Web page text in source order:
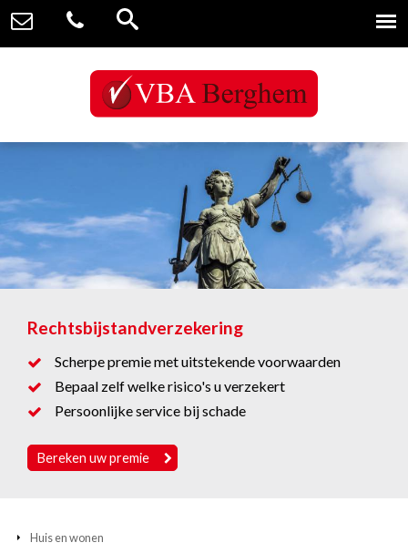
Rechtsbijstandverzekering
Scherpe premie met uitstekende voorwaarden
Bepaal zelf welke risico's u verzekert
Persoonlijke service bij schade
Bereken uw premie
Huis en wonen